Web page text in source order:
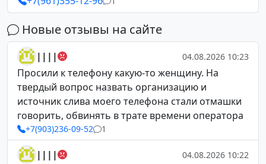
Новые отзывы на сайте
|||| 04.08.2026 10:23
Просили к телефону какую-то женщину. На
твердый вопрос назвать организацию и
источник слива моего телефона стали отмашки
говорить, обвинять в трате времени оператора
+7(903)236-09-52 1
|||| 04.08.2026 10:22